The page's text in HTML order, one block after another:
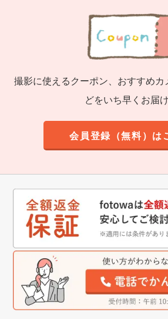
撮影に使えるクーポン、おすすめカ
どをいち早くお届け
会員登録（無料）は